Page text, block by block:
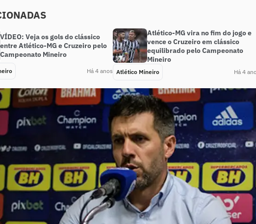
VÍDEO: Veja os gols do clássico
entre Atlético-MG e Cruzeiro pelo
Campeonato Mineiro
Há 4 anos
Atlético-MG vira no fim do jogo e
vence o Cruzeiro em clássico
equilibrado pelo Campeonato
Mineiro
Atlético Mineiro Há 4